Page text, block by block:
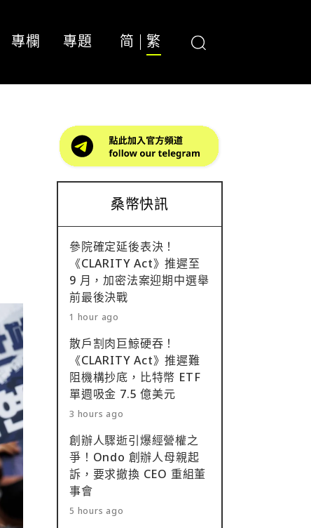
專欄 專題 简 繁
桑幣快訊
參院確定延後表決！
《CLARITY Act》推遲至
9 月，加密法案迎期中選舉
前最後決戰
1 hour ago
散戶割肉巨鯨硬吞！
《CLARITY Act》推遲難
阻機構抄底，比特幣 ETF
單週吸金 7.5 億美元
3 hours ago
創辦人驟逝引爆經營權之
爭！Ondo 創辦人母親起
訴，要求撤換 CEO 重組董
事會
5 hours ago